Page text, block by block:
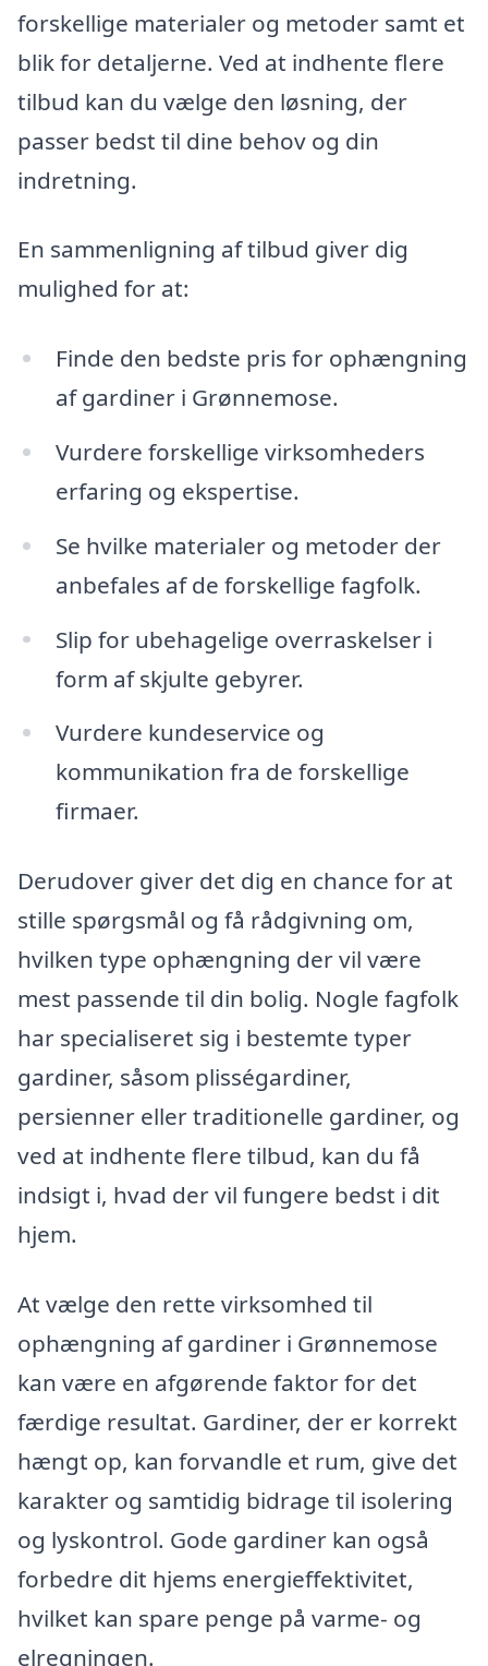
forskellige materialer og metoder samt et
blik for detaljerne. Ved at indhente flere
tilbud kan du vælge den løsning, der
passer bedst til dine behov og din
indretning.
En sammenligning af tilbud giver dig
mulighed for at:
Finde den bedste pris for ophængning
af gardiner i Grønnemose.
Vurdere forskellige virksomheders
erfaring og ekspertise.
Se hvilke materialer og metoder der
anbefales af de forskellige fagfolk.
Slip for ubehagelige overraskelser i
form af skjulte gebyrer.
Vurdere kundeservice og
kommunikation fra de forskellige
firmaer.
Derudover giver det dig en chance for at
stille spørgsmål og få rådgivning om,
hvilken type ophængning der vil være
mest passende til din bolig. Nogle fagfolk
har specialiseret sig i bestemte typer
gardiner, såsom plisségardiner,
persienner eller traditionelle gardiner, og
ved at indhente flere tilbud, kan du få
indsigt i, hvad der vil fungere bedst i dit
hjem.
At vælge den rette virksomhed til
ophængning af gardiner i Grønnemose
kan være en afgørende faktor for det
færdige resultat. Gardiner, der er korrekt
hængt op, kan forvandle et rum, give det
karakter og samtidig bidrage til isolering
og lyskontrol. Gode gardiner kan også
forbedre dit hjems energieffektivitet,
hvilket kan spare penge på varme- og
elregningen.